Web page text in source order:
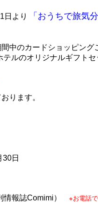
日より 「おうちで旅気
中のカードショッピング
テルのオリジナルギフトセ
ります。
日
情報誌Comimi） ※お電話